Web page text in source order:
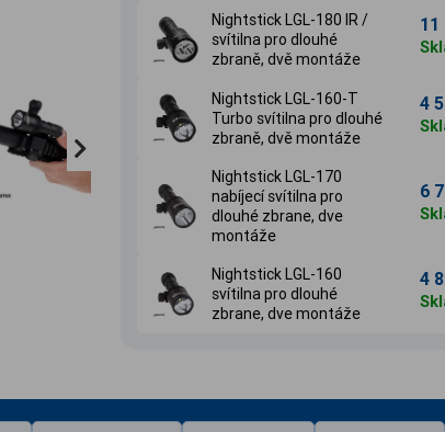
Nightstick LGL-180 IR /
svítilna pro dlouhé
zbraně, dvě montáže
11
Nightstick LGL-160-T
Turbo svítilna pro dlouhé
zbraně, dvě montáže
4
Nightstick LGL-170
nabíjecí svítilna pro
dlouhé zbrane, dve
montáže
6
Nightstick LGL-160
svítilna pro dlouhé
zbrane, dve montáže
4